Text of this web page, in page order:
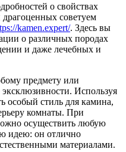
о свойствах
советуем
kamen.expert/. Здесь вы
о различных породах
и даже лечебных и
предмету или
Используя
особый стиль для камина,
комнаты. При
осуществить любую
идею: он отлично
материалами.